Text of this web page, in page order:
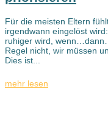
Für die meisten Eltern
irgendwann eingelöst
ruhiger wird,
Regel nicht, wir müssen
Dies ist...
mehr lesen